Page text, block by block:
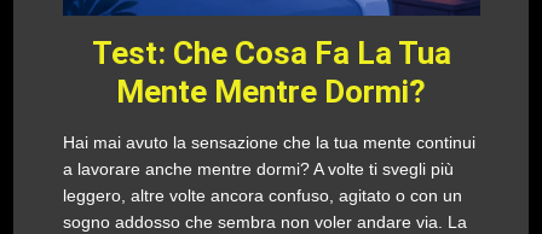
Test: Che Cosa Fa La Tua
Mente Mentre Dormi?
Hai mai avuto la sensazione che la tua mente continui
a lavorare anche mentre dormi? A volte ti svegli più
leggero, altre volte ancora confuso, agitato o con un
sogno addosso che sembra non voler andare via. La